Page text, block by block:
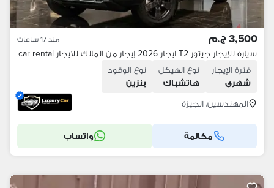
3,500 ج.م منذ 17 ساعات
سيارة للإيجار جيتور T2 ايجار 2026 إيجار من المالك للايجار car rental
فترة الإيجار
شهرى
نوع الهيكل
هاتشباك
نوع الوقود
بنزين
المهندسين، الجيزة
مكالمة واتساب